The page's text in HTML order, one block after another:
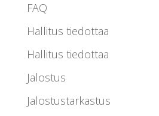
FAQ
Hallitus tiedottaa
Hallitus tiedottaa
Jalostus
Jalostustarkastus